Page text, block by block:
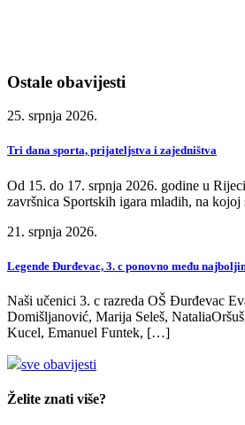
Ostale obavijesti
25. srpnja 2026.
Tri dana sporta, prijateljstva i zajedništva
Od 15. do 17. srpnja 2026. godine u
završnica Sportskih igara mladih, na
21. srpnja 2026.
Legende Đurđevac, 3. c ponovno među
Naši učenici 3. c razreda OŠ Đurđevac
Domišljanović, Marija Seleš,
Kucel, Emanuel Funtek, […]
sve obavijesti
Želite znati više?